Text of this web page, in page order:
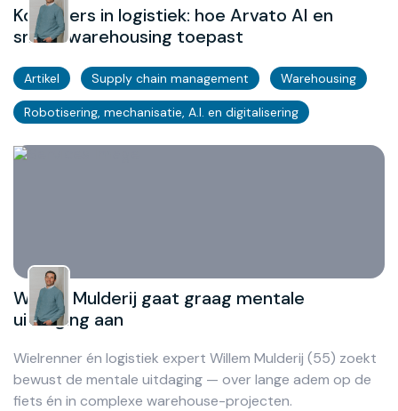
Koplopers in logistiek: hoe Arvato AI en
smart warehousing toepast
Artikel Supply chain management Warehousing
Robotisering, mechanisatie, A.I. en digitalisering
Willem Mulderij gaat graag mentale
uitdaging aan
Wielrenner én logistiek expert Willem Mulderij (55) zoekt
bewust de mentale uitdaging — over lange adem op de
fiets én in complexe warehouse-projecten.